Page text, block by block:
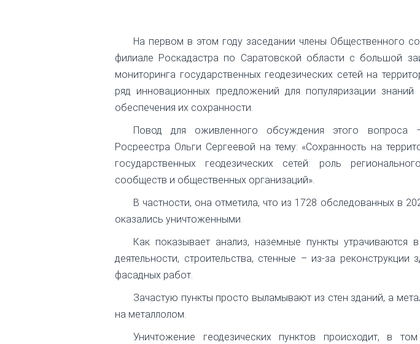
На первом в этом году заседании члены Общественного
филиале Роскадастра по Саратовской области с большой
мониторинга государственных геодезических сетей на
ряд инновационных предложений для популяризации
обеспечения их сохранности.
Повод для оживленного обсуждения этого вопроса
Росреестра Ольги Сергеевой на тему: «Сохранность на
государственных геодезических сетей: роль
сообществ и общественных организаций».
В частности, она отметила, что из 1728 обследованных в
оказались уничтоженными.
Как показывает анализ, наземные пункты утрачиваются в
деятельности, строительства, стенные – из-за
фасадных работ.
Зачастую пункты просто выламывают из стен зданий, а
на металлолом.
Уничтожение геодезических пунктов происходит, в